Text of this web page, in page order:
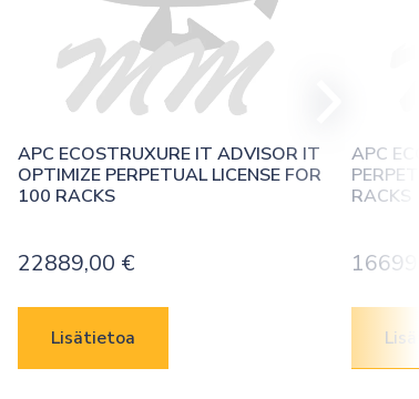
APC ECOSTRUXURE IT ADVISOR IT
OPTIMIZE PERPETUAL LICENSE FOR
100 RACKS
22889,00 €
Lisätietoa
APC
RACKS